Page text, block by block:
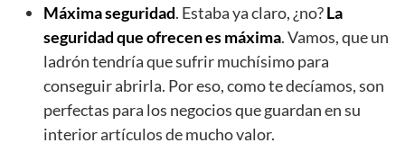
Máxima seguridad. Estaba ya claro, ¿no?La
seguridad que ofrecen es máxima. Vamos, que un
ladrón tendría que sufrir muchísimo para
conseguir abrirla. Por eso, como te decíamos, son
perfectas para los negocios que guardan en su
interior artículos de mucho valor.